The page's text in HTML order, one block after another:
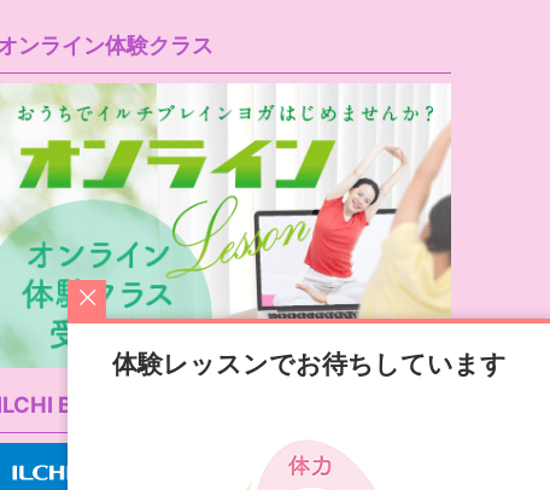
ンライン体験クラス
Brain Yoga公式サイト
体験レッスンでお待ちしています